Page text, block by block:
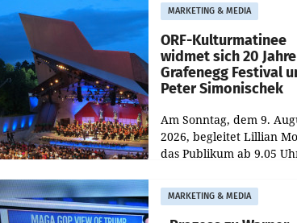
MARKETING & MEDIA
ORF-Kulturmatinee
widmet sich 20
Grafenegg Festival
Peter Simonischek
Am Sonntag, dem 9.
2026, begleitet Lillian
das Publikum ab 9.05
„Kulturmatinee“. Die
startet mit der
MARKETING & MEDIA